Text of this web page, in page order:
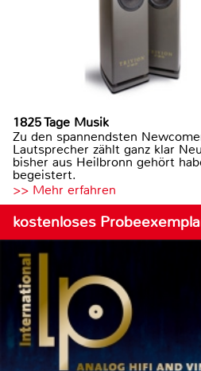
1825 Tage Musik
Zu den spannendsten
Lautsprecher zählt ganz klar
bisher aus Heilbronn gehört
begeistert.
>> Mehr erfahren
kostenloses